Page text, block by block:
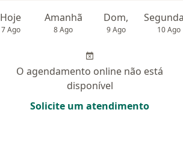
Hoje
7 Ago
Amanhã
8 Ago
Dom,
9 Ago 10 Ago
O agendamento online não está
disponível
Solicite um atendimento